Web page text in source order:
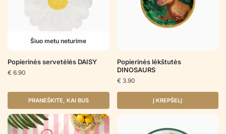
Šiuo metu neturime
Popierinės servetėlės DAISY
€ 6.90
PRANEŠKITE, KAI BUS
Popierinės lėkštutės
DINOSAURS
€ 3.90
Į KREPŠELĮ